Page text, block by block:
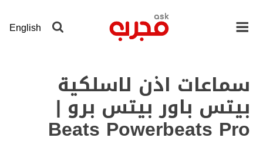
المحتوى English
سماعات اذن لاسلكية
بيتس باور بيتس برو |
Beats Powerbeats Pro